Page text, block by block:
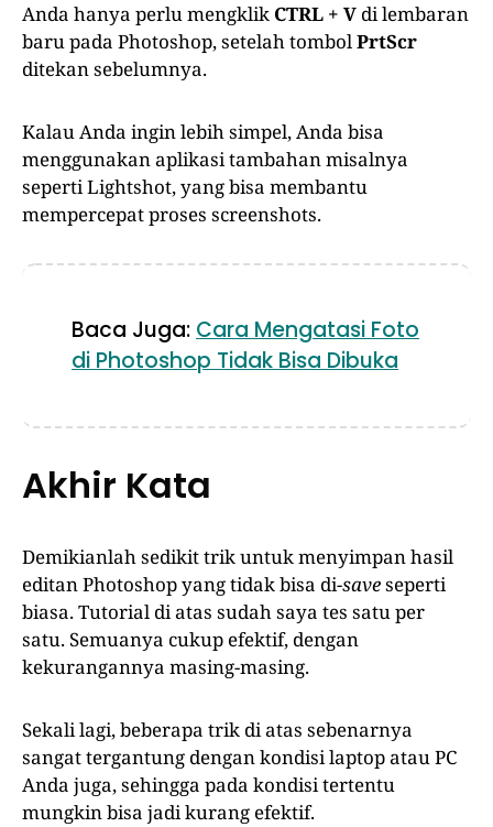
Anda hanya perlu mengklik CTRL + V di lembaran
baru pada Photoshop, setelah tombolPrtScr
ditekan sebelumnya.
Kalau Anda ingin lebih simpel, Anda bisa
menggunakan aplikasi tambahan misalnya
seperti Lightshot, yang bisa membantu
mempercepat proses screenshots.
Baca Juga: Cara Mengatasi Foto
di Photoshop Tidak Bisa Dibuka
Akhir Kata
Demikianlah sedikit trik untuk menyimpan hasil
editan Photoshop yang tidak bisa di-saveseperti
biasa. Tutorial di atas sudah saya tes satu per
satu. Semuanya cukup efektif, dengan
kekurangannya masing-masing.
Sekali lagi, beberapa trik di atas sebenarnya
sangat tergantung dengan kondisi laptop atau PC
Anda juga, sehingga pada kondisi tertentu
mungkin bisa jadi kurang efektif.